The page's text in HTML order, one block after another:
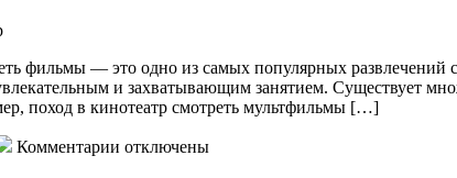
фильмы — этo одно из самых популярных развлечений
и захватывающим занятием. Существует
поход в кинотеатр смотреть мультфильмы […]
Комментарии отключены